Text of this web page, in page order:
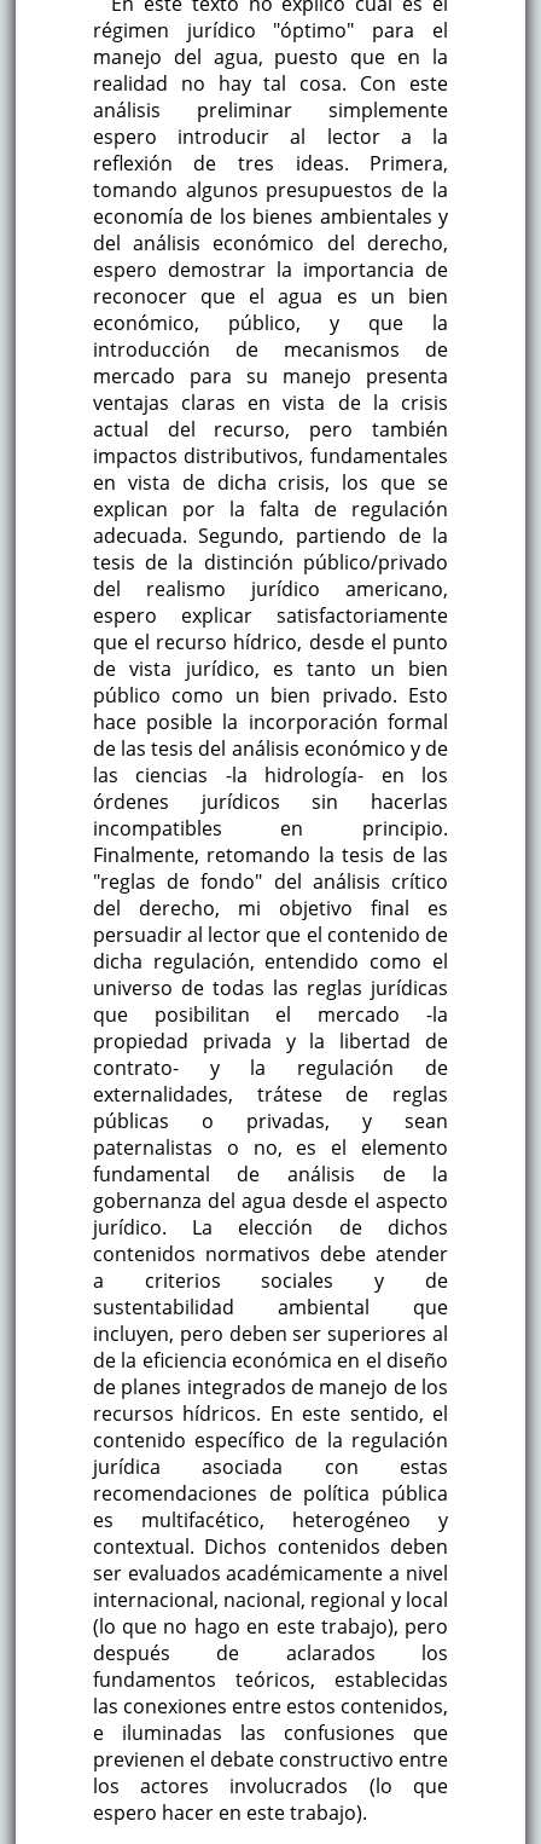
régimen jurídico "óptimo" para el
manejo del agua, puesto que en la
realidad no hay tal cosa. Con este
análisis preliminar simplemente
espero introducir al lector a la
reflexión de tres ideas. Primera,
tomando algunos presupuestos de la
economía de los bienes ambientales y
del análisis económico del derecho,
espero demostrar la importancia de
reconocer que el agua es un bien
económico, público, y que la
introducción de mecanismos de
mercado para su manejo presenta
ventajas claras en vista de la crisis
actual del recurso, pero también
impactos distributivos, fundamentales
en vista de dicha crisis, los que se
explican por la falta de regulación
adecuada. Segundo, partiendo de la
tesis de la distinción público/privado
del realismo jurídico americano,
espero explicar satisfactoriamente
que el recurso hídrico, desde el punto
de vista jurídico, es tanto un bien
público como un bien privado. Esto
hace posible la incorporación formal
de las tesis del análisis económico y de
las ciencias -la hidrología- en los
órdenes jurídicos sin hacerlas
incompatibles en principio.
Finalmente, retomando la tesis de las
"reglas de fondo" del análisis crítico
del derecho, mi objetivo final es
persuadir al lector que el contenido de
dicha regulación, entendido como el
universo de todas las reglas jurídicas
que posibilitan el mercado -la
propiedad privada y la libertad de
contrato- y la regulación de
externalidades, trátese de reglas
públicas o privadas, y sean
paternalistas o no, es el elemento
fundamental de análisis de la
gobernanza del agua desde el aspecto
jurídico. La elección de dichos
contenidos normativos debe atender
a criterios sociales y de
sustentabilidad ambiental que
incluyen, pero deben ser superiores al
de la eficiencia económica en el diseño
de planes integrados de manejo de los
recursos hídricos. En este sentido, el
contenido específico de la regulación
jurídica asociada con estas
recomendaciones de política pública
es multifacético, heterogéneo y
contextual. Dichos contenidos deben
ser evaluados académicamente a nivel
internacional, nacional, regional y local
(lo que no hago en este trabajo), pero
después de aclarados los
fundamentos teóricos, establecidas
las conexiones entre estos contenidos,
e iluminadas las confusiones que
previenen el debate constructivo entre
los actores involucrados (lo que
espero hacer en este trabajo).